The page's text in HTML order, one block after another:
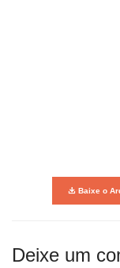
Baixe o
Deixe um